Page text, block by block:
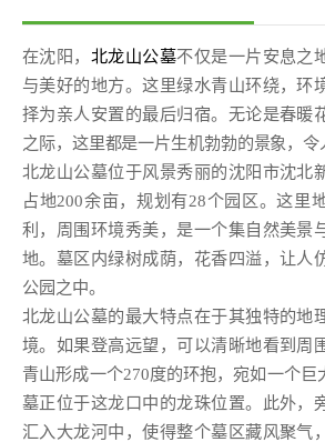
在沈阳， 北龙山公墓不仅是一片安息之
与美好的地方。这里绿水青山环绕，环
择为亲人安置的最后归宿。无论是春暖
之际，这里都是一片生机勃勃的景象，令
北龙山公墓位于风景秀丽的沈阳市沈北
占地200余亩，规划有28个园区。这里
利，周围环境秀美，是一个集自然美景
地。墓区内绿树成荫，花香四溢，让人
公园之中。
北龙山公墓的最大特点在于其独特的地
境。如果登高远望，可以清晰地看到周
青山形成一个270度的环抱，宛如一个巨
墓正位于这龙口中的龙珠位置。此外，
汇入大龙河中，使得整个墓区藏风聚气